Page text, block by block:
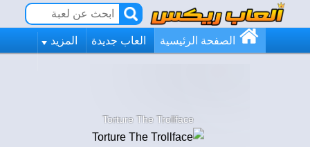
الصفحة الرئيسية العاب جديدة المزيد
Torture The Trollface